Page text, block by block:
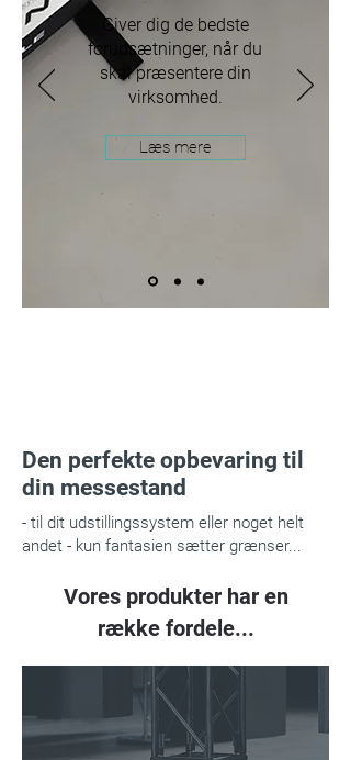
Giver dig de bedste
forudsætninger, når du
skal præsentere din
virksomhed.
Læs mere
Den perfekte opbevaring ​ til
din messestand
- til dit udstillingssystem eller noget helt
andet - kun fantasien sætter grænser...
Vores produkter har en
række fordele...